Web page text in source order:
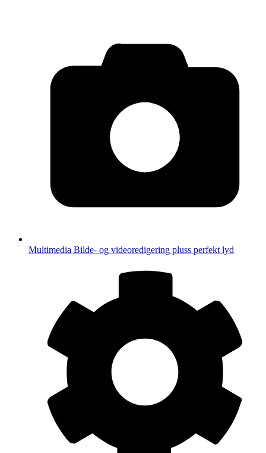
Multimedia Bilde- og videoredigering pluss perfekt lyd